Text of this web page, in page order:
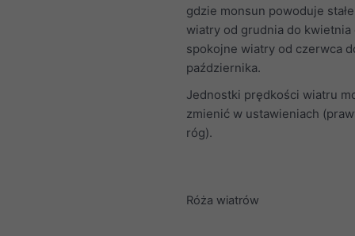
gdzie monsun powoduje
wiatry od grudnia do kwietnia
spokojne wiatry od czerwca
października.
Jednostki prędkości wiatru
zmienić w ustawieniach
róg).
Róża wiatrów